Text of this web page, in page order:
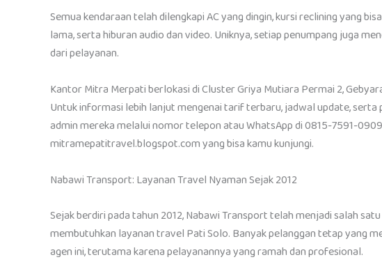
Semua kendaraan telah dilengkapi AC yang dingin, kursi reclining yang
lama, serta hiburan audio dan video. Uniknya, setiap penumpang juga
dari pelayanan.
Kantor Mitra Merpati berlokasi di Cluster Griya Mutiara Permai 2,
Untuk informasi lebih lanjut mengenai tarif terbaru, jadwal update, serta
admin mereka melalui nomor telepon atau WhatsApp di 0815-7591-
mitramepatitravel.blogspot.com yang bisa kamu kunjungi.
Nabawi Transport: Layanan Travel Nyaman Sejak 2012
Sejak berdiri pada tahun 2012, Nabawi Transport telah menjadi salah
membutuhkan layanan travel Pati Solo. Banyak pelanggan tetap yang
agen ini, terutama karena pelayanannya yang ramah dan profesional.